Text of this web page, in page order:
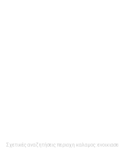
Σχετικές αναζητήσεις περιοχη καλαμος: